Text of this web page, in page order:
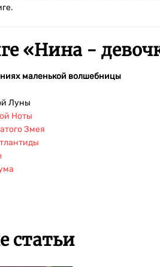
«Нина -
маленькой волшебницы
Луны
Ноты
Змея
статьи